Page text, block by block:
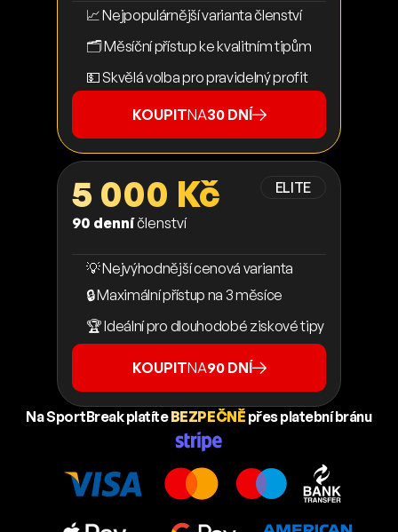
📈 Nejpopulárnější varianta členství
🗂️ Měsíční přístup ke kvalitním tipům
💵 Skvělá volba pro pravidelný profit
KOUPITNA30 DNÍ
ELITE
5 000 Kč
90 denníčlenství
💡 Nejvýhodnější cenová varianta
🔒 Maximální přístup na 3 měsíce
🏆 Ideální pro dlouhodobé ziskové tipy
KOUPITNA90 DNÍ
Na SportBreak platíteBEZPEČNĚ přes platební bránu